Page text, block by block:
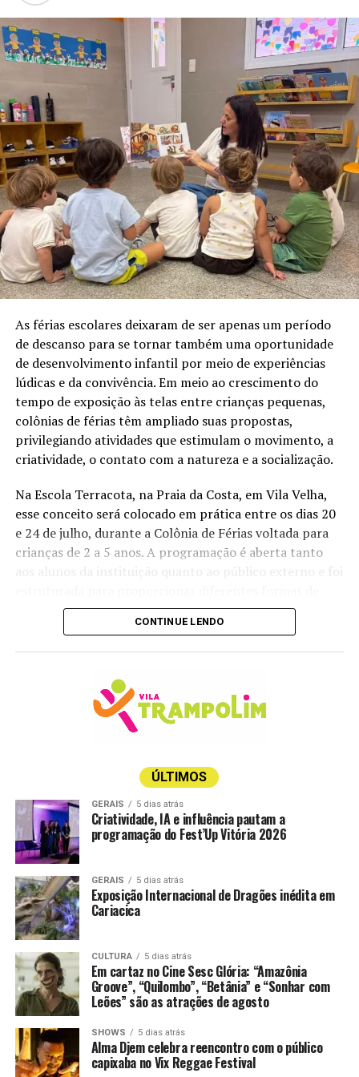
das bandas Fixer e Letal, que levam clássicos do rock em
versões voltadas para toda a família, além do
carismático Bob Zoom e do Coral das Crianças do
Instituto Estrelar.
Atividades divertidas
As crianças ainda podem colocar a criatividade em
prática em diversas oficinas temáticas. Entre as
atividades estão o Tapete criativo com tinta guache,
produção de slime, preparo de cupcakes, confecção de
massinha caseira, pintura em gesso e produção de
casquinha trufada, proporcionando momentos de
aprendizado e diversão por meio de cores, texturas e
sabores.
Quem gosta de brincar também vai encontrar uma
programação intensa de atividades recreativas. Haverá
pintura facial, desfile de fantasias, gincanas,
brincadeiras com água, escorrega no tapete de sabão,
chuva de espuma e um parque inflável, garantindo
entretenimento durante todo o dia.
Para completar a experiência, o festival contará com
praça de alimentação e barracas de comidas e bebidas,
permitindo que as famílias aproveitem o evento com
conforto e passem o dia inteiro curtindo a programação.
PROGRAMAÇÃO COMPLETA:
10h – Oficina de Tapete Criativo com Tinta Guache
11h – Chuva de Espuma e bola mania
11h30 – Brincadeiras ao ar livre com gincana
12h – Bola Mania
13h – Escorrega no tapete de sabão
14h – Show com as Princesas
15h – Show: Fixer (rock para adultos e crianças)
15h30 – Oficina de Slime
17h – Teatro: Cinderela
17h30 – Pintura facial e tererê
18H – BOLOFOFOS
19h Oficina de Cupcacke
As férias escolares deixaram de ser apenas um período
de descanso para se tornar também uma oportunidade
de desenvolvimento infantil por meio de experiências
lúdicas e da convivência. Em meio ao crescimento do
tempo de exposição às telas entre crianças pequenas,
colônias de férias têm ampliado suas propostas,
privilegiando atividades que estimulam o movimento, a
criatividade, o contato com a natureza e a socialização.
Na Escola Terracota, na Praia da Costa, em Vila Velha,
esse conceito será colocado em prática entre os dias 20
e 24 de julho, durante a Colônia de Férias voltada para
crianças de 2 a 5 anos. A programação é aberta tanto
aos alunos da instituição quanto ao público externo e foi
aprendizagem por meio do brincar.
Oficina de pintura na Colônia de Férias
da Terracota
Santos, a
equipe
imaginação e
as experiências
semana, as
pintura,
massinha,
jardinagem e máscaras, além de circuito das cores,
circuito psicomotor, dança da água, contação de
histórias, brincadeiras com música, jogos e outras
atividades recreativas.
CONTINUE LENDO
ÚLTIMOS
GERAIS 5 dias atrás
Criatividade, IA e influência pautam a
programação do Fest’Up Vitória 2026
GERAIS 5 dias atrás
Exposição Internacional de Dragões inédita em
Cariacica
CULTURA 5 dias atrás
Em cartaz no Cine Sesc Glória: “Amazônia
Groove”, “Quilombo”, “Betânia” e “Sonhar com
Leões” são as atrações de agosto
SHOWS 5 dias atrás
Alma Djem celebra reencontro com o público
capixaba no Vix Reggae Festival